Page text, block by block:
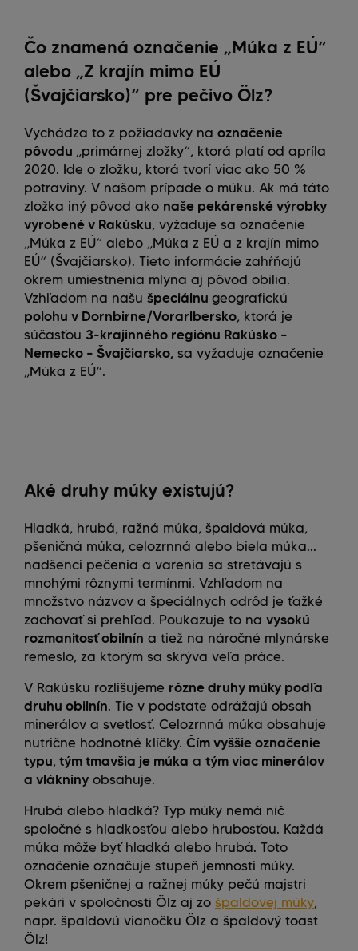
Čo znamená označenie „Múka z EÚ“
alebo „Z krajín mimo EÚ
(Švajčiarsko)“ pre pečivo Ölz?
Vychádza to z požiadavky na označenie
pôvodu „primárnej zložky“, ktorá platí od apríla
2020. Ide o zložku, ktorá tvorí viac ako 50 %
potraviny. V našom prípade o múku. Ak má táto
zložka iný pôvod ako naše pekárenské výrobky
vyrobené v Rakúsku, vyžaduje sa označenie
„Múka z EÚ“ alebo „Múka z EÚ a z krajín mimo
EÚ“ (Švajčiarsko). Tieto informácie zahŕňajú
okrem umiestnenia mlyna aj pôvod obilia.
Vzhľadom na našu špeciálnu geografickú
polohu v Dornbirne/Vorarlbersko, ktorá je
súčasťou 3-krajinného regiónu Rakúsko –
Nemecko – Švajčiarsko, sa vyžaduje označenie
„Múka z EÚ“.
Aké druhy múky existujú?
Hladká, hrubá, ražná múka, špaldová múka,
pšeničná múka, celozrnná alebo biela múka...
nadšenci pečenia a varenia sa stretávajú s
mnohými rôznymi termínmi. Vzhľadom na
množstvo názvov a špeciálnych odrôd je ťažké
zachovať si prehľad. Poukazuje to na vysokú
rozmanitosť obilnín a tiež na náročné mlynárske
remeslo, za ktorým sa skrýva veľa práce.
V Rakúsku rozlišujeme rôzne druhy múky podľa
druhu obilnín. Tie v podstate odrážajú obsah
minerálov a svetlosť. Celozrnná múka obsahuje
nutrične hodnotné klíčky. Čím vyššie označenie
typu, tým tmavšia je múka a tým viac minerálov
a vlákniny obsahuje.
Hrubá alebo hladká? Typ múky nemá nič
spoločné s hladkosťou alebo hrubosťou. Každá
múka môže byť hladká alebo hrubá. Toto
označenie označuje stupeň jemnosti múky.
Okrem pšeničnej a ražnej múky pečú majstri
pekári v spoločnosti Ölz aj zo špaldovej múky,
napr. špaldovú vianočku Ölz a špaldový toast
Ölz!